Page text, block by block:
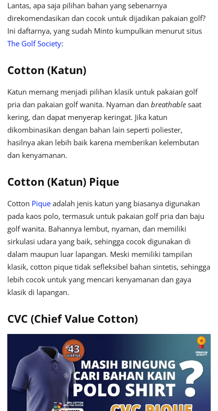
Lantas, apa saja pilihan bahan yang sebenarnya
direkomendasikan dan cocok untuk dijadikan pakaian golf?
Ini daftarnya, yang sudah Minto kumpulkan menurut situs
The Golf Society:
Cotton (Katun)
Katun memang menjadi pilihan klasik untuk pakaian golf
pria dan pakaian golf wanita. Nyaman dan breathable saat
kering, dan dapat menyerap keringat. Jika katun
dikombinasikan dengan bahan lain seperti poliester,
hasilnya akan lebih baik karena memberikan kelembutan
dan kenyamanan.
Cotton (Katun) Pique
Cotton Pique adalah jenis katun yang biasanya digunakan
pada kaos polo, termasuk untuk pakaian golf pria dan baju
golf wanita. Bahannya lembut, nyaman, dan memiliki
sirkulasi udara yang baik, sehingga cocok digunakan di
dalam maupun luar lapangan. Meski memiliki tampilan
klasik, cotton pique tidak sefleksibel bahan sintetis, sehingga
lebih cocok untuk yang mencari kenyamanan dan gaya
klasik di lapangan.
CVC (Chief Value Cotton)